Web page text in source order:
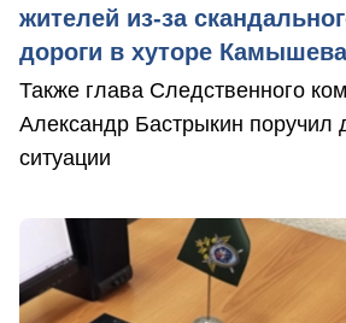
жителей из-за
дороги в хуторе
Также глава Следственного
Александр Бастрыкин поручил
ситуации